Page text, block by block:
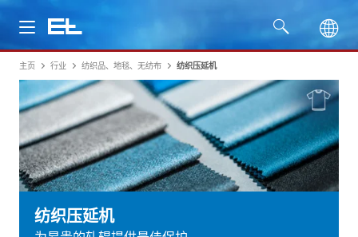
产品
行业
服务
公司
主页 行业 纺织品、地毯、无纺布 纺织压延机
纺织压延机